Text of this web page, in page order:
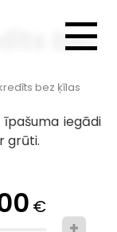
bez ķīlas
bez
iegādi
grūti.
€